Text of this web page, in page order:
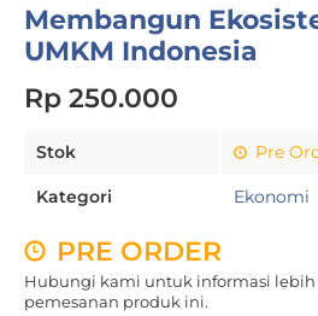
Membangun
UMKM Indonesia
Rp 250.000
Stok Pre
Kategori Ekonomi
PRE ORDER
Hubungi kami untuk informasi
pemesanan produk ini.